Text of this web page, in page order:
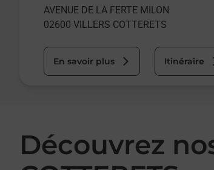
AVENUE DE LA FERTE MILON
02600 VILLERS COTTERETS
En savoir plus Itinéraire
Découvrez